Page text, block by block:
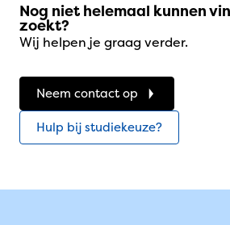
Nog niet helemaal kunnen
zoekt?
Wij helpen je graag verder.
Neem contact op
Hulp bij studiekeuze?